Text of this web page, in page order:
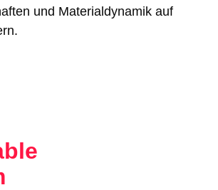
und Materialdynamik auf